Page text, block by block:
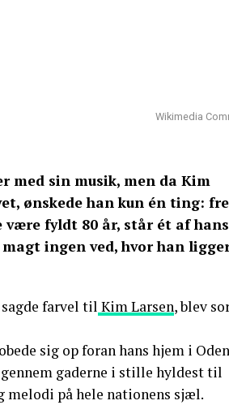
Wikimedia
med sin musik, men da Kim
ønskede han kun én ting:
være fyldt 80 år, står ét af hans
ingen ved, hvor han
farvel til Kim Larsen, blev
sig op foran hans hjem i
gaderne i stille hyldest til
melodi på hele nationens sjæl.